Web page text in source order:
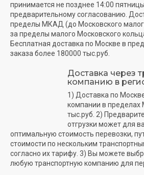
принимается не позднее 14:00
предварительному согласованию.
пределы МКАД (до Московского
за пределы малого Московского
Бесплатная доставка по Москве в
заказа более 180000 тыс.руб.
Доставка через
компанию в
1) Доставка по
компании в
тыс.руб. 2)
отгрузки может для
оптимальную стоимость перевозки,
стоимости по нескольким
согласно их тарифу. 3) Вы можете
любую транспортную компанию для